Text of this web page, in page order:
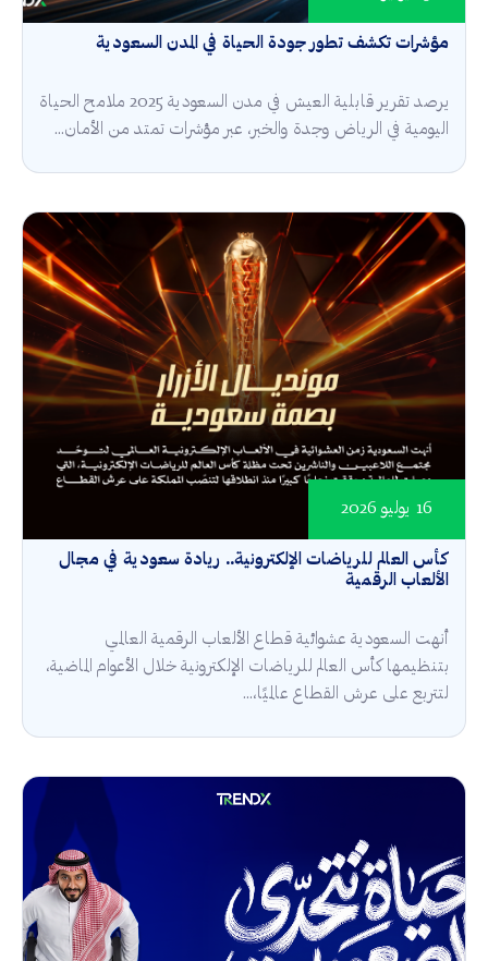
مؤشرات تكشف تطور جودة الحياة في المدن السعودية
يرصد تقرير قابلية العيش في مدن السعودية 2025 ملامح الحياة
اليومية في الرياض وجدة والخبر، عبر مؤشرات تمتد من الأمان...
كأس العالم للرياضات الإلكترونية.. ريادة سعودية في مجال
الألعاب الرقمية
16 يوليو 2026
أنهت السعودية عشوائية قطاع الألعاب الرقمية العالمي
بتنظيمها كأس العالم للرياضات الإلكترونية خلال الأعوام الماضية،
لتتربع على عرش القطاع عالميًا،...